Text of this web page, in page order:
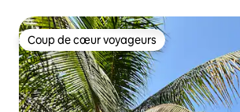
Coup de cœur voyageurs
Coup de cœur voyageurs